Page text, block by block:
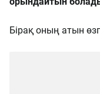
Бірақ оның атын